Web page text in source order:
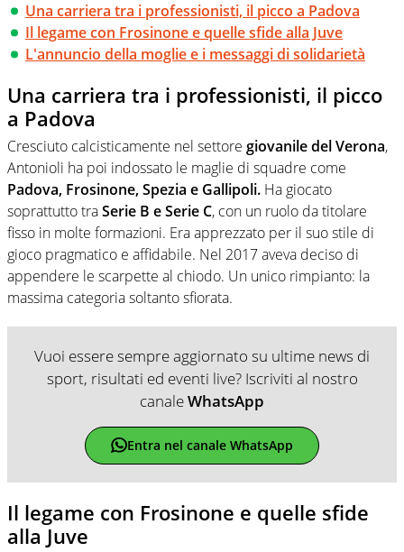
Una carriera tra i professionisti, il picco a Padova
Il legame con Frosinone e quelle sfide alla Juve
L'annuncio della moglie e i messaggi di solidarietà
Una carriera tra i professionisti, il picco
a Padova
Cresciuto calcisticamente nel settore giovanile del Verona,
Antonioli ha poi indossato le maglie di squadre come
Padova, Frosinone, Spezia e Gallipoli. Ha giocato
soprattutto traSerie B e Serie C, con un ruolo da titolare
fisso in molte formazioni. Era apprezzato per il suo stile di
gioco pragmatico e affidabile. Nel 2017 aveva deciso di
appendere le scarpette al chiodo. Un unico rimpianto: la
massima categoria soltanto sfiorata.
Vuoi essere sempre aggiornato su ultime news di
sport, risultati ed eventi live? Iscriviti al nostro
canaleWhatsApp
Entra nel canale WhatsApp
Il legame con Frosinone e quelle sfide
alla Juve